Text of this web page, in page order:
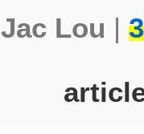
Jac Lou |